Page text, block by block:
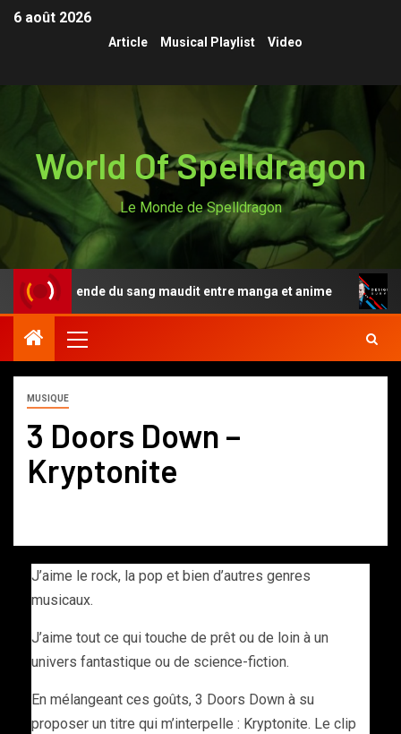
6 août 2026
Article Musical Playlist Video
World Of Spelldragon
Le Monde de Spelldragon
la légende du sang maudit entre manga et anime
MUSIQUE
3 Doors Down –
Kryptonite
J’aime le rock, la pop et bien d’autres genres
musicaux.
J’aime tout ce qui touche de prêt ou de loin à un
univers fantastique ou de science-fiction.
En mélangeant ces goûts, 3 Doors Down à su
proposer un titre qui m’interpelle : Kryptonite. Le clip